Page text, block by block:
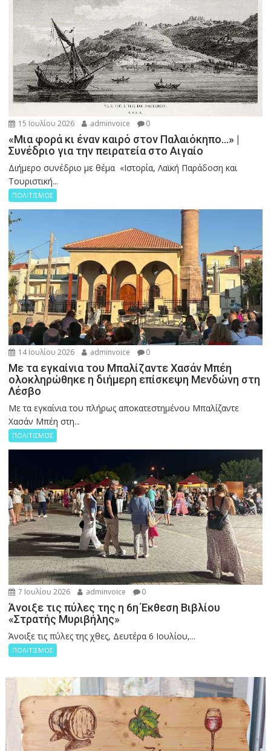
15 Ιουλίου 2026 adminvoice 0
«Μια φορά κι έναν καιρό στον Παλαιόκηπο…» |
Συνέδριο για την πειρατεία στο Αιγαίο
Διήμερο συνέδριο με θέμα «Ιστορία, Λαϊκή Παράδοση και
Τουριστική...
ΠΟΛΙΤΙΣΜΟΣ
14 Ιουλίου 2026 adminvoice 0
Με τα εγκαίνια του Μπαλίζαντε Χασάν Μπέη
ολοκληρώθηκε η διήμερη επίσκεψη Μενδώνη στη
Λέσβο
Με τα εγκαίνια του πλήρως αποκατεστημένου Μπαλίζαντε
Χασάν Μπέη στη...
ΠΟΛΙΤΙΣΜΟΣ
7 Ιουλίου 2026 adminvoice 0
Άνοιξε τις πύλες της η 6η Έκθεση Βιβλίου
«Στρατής Μυριβήλης»
Άνοιξε τις πύλες της χθες, Δευτέρα 6 Ιουλίου,...
ΠΟΛΙΤΙΣΜΟΣ